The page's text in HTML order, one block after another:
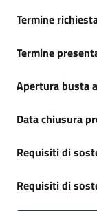
Termine
Termine
Apertura busta
Data chiusura
Requisiti di
Requisiti di